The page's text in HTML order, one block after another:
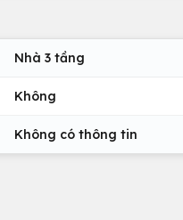
Nhà 3 tầng
Không
Không có thông tin